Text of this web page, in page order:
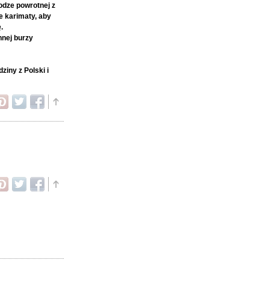
powrotnej z
karimaty, aby
burzy
z Polski i